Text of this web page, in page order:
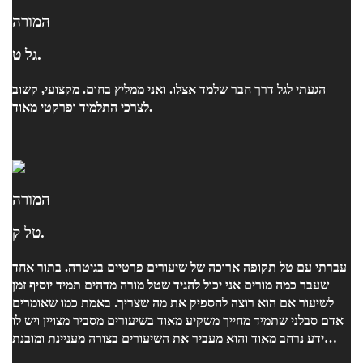
המורה
גל ט.
הגעתי לגל דרך חבר שלמד אצלו. ואני ממליץ בחום. מקצועי, קשוב
לצרכי התלמיד ופרקטי מאוד.
המורה
טל ק.
עברתי עם טל תקופה ארוכה של שיעורים פרטיים בגיטרה. בתור אחד
שעבר כמה מורים אני יכול להגיד שטל מורה מדהים תמיד יוסיף זמן
לשיעור אם הוא רוצה להספיק את מה שצריך. באמת כמו שאומרים
אדם סבלני שתמיד מחייך משקיע מאוד בשיעורים מסביר מצויין ויש לו
ידע נרחב מאוד והוא מעביר את השיעורים בצורה מעניינת ומובנת